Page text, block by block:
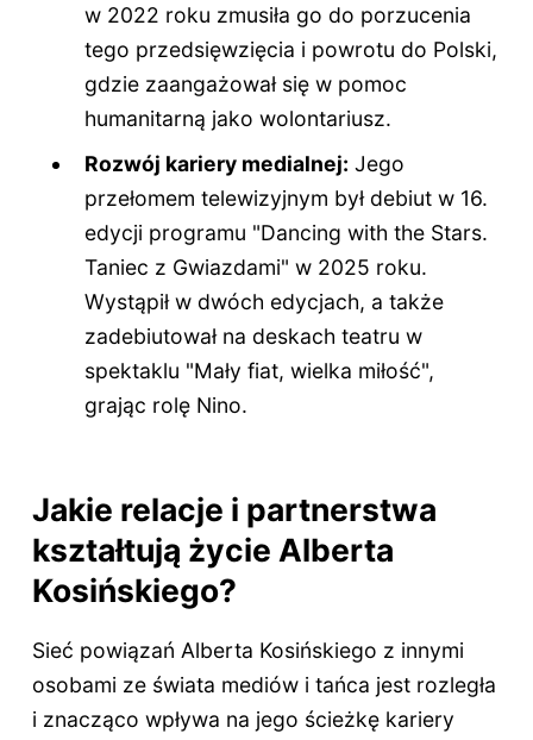
w 2022 roku zmusiła go do porzucenia
tego przedsięwzięcia i powrotu do Polski,
gdzie zaangażował się w pomoc
humanitarną jako wolontariusz.
Rozwój kariery medialnej: Jego
przełomem telewizyjnym był debiut w 16.
edycji programu "Dancing with the Stars.
Taniec z Gwiazdami" w 2025 roku.
Wystąpił w dwóch edycjach, a także
zadebiutował na deskach teatru w
spektaklu "Mały fiat, wielka miłość",
grając rolę Nino.
Jakie relacje i partnerstwa
kształtują życie Alberta
Kosińskiego?
Sieć powiązań Alberta Kosińskiego z innymi
osobami ze świata mediów i tańca jest rozległa
i znacząco wpływa na jego ścieżkę kariery